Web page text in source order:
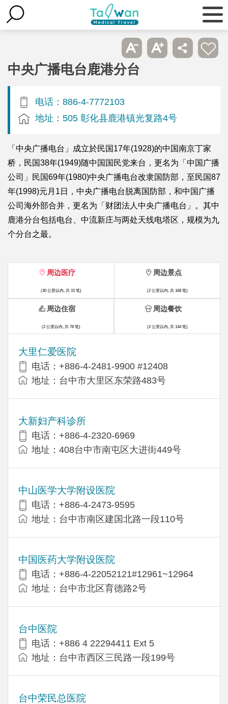
中央广播电台鹿港分台
电话：886-4-7772103
地址：505 彰化县鹿港镇光复路4号
「中央广播电台」成立於民国17年(1928)的中国南京丁家
桥，民国38年(1949)随中国国民党来台，更名为「中国广播
公司」民国69年(1980)中央广播电台改隶国防部，至民国87
年(1998)元月1日，中央广播电台脱离国防部，和中国广播
公司海外部合并，更名为「财团法人中央广播电台」。其中
鹿港分台包括电台、中流新庄与两处天线电塔区，规模为九
个分台之最。
周边医疗
(30 公里以内, 共 15 笔)
大里仁爱医院
电话：+886-4-2481-9900 #12408
地址：台中市大里区东荣路483号
大新妇产科诊所
电话：+886-4-2320-6969
地址：408台中市南屯区大进街449号
中山医学大学附设医院
电话：+886-4-2473-9595
地址：台中市南区建国北路一段110号
中国医药大学附设医院
电话：+886-4-22052121#12961~12964
地址：台中市北区育德路2号
台中医院
电话：+886 4 22294411 Ext 5
地址：台中市西区三民路一段199号
台中荣民总医院
周边景点
(2 公里以内, 共 168 笔)
周边住宿
(2 公里以内, 共 78 笔)
周边餐饮
(2 公里以内, 共 144 笔)